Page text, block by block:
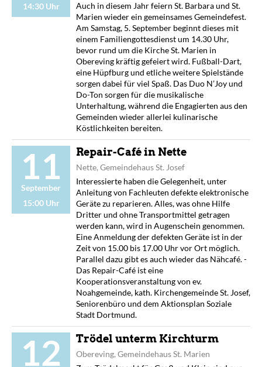
14:30 Uhr
Auch in diesem Jahr feiern St. Barbara und St.
Marien wieder ein gemeinsames Gemeindefest.
Am Samstag, 5. September beginnt dieses mit
einem Familiengottesdienst um 14.30 Uhr,
bevor rund um die Kirche St. Marien in
Obereving kräftig gefeiert wird. Fußball-Dart,
eine Hüpfburg und etliche weitere Spielstände
sorgen dabei für viel Spaß. Das Duo N’Joy und
Do-Ton sorgen für die musikalische
Unterhaltung, während die Engagierten aus den
Gemeinden wieder allerlei kulinarische
Köstlichkeiten bereiten.
11
September
15:00 Uhr
Repair-Café in Nette
Nette, Gemeindehaus St. Josef
Interessierte haben die Gelegenheit, unter
Anleitung von Fachleuten defekte elektronische
Geräte zu reparieren. Alles, was ohne Hilfe
Dritter und ohne Transportmittel getragen
werden kann, wird in Augenschein genommen.
Eine Anmeldung der defekten Geräte ist in der
Zeit von 15.00 bis 17.00 Uhr vor Ort möglich.
Parallel dazu gibt es auch wieder das Nähcafé. -
Das Repair-Café ist eine
Kooperationsveranstaltung von ev.
Noahgemeinde, kath. Kirchengemeinde St. Josef,
Seniorenbüro und dem Aktionsplan Soziale
Stadt Dortmund.
12 Trödel unterm Kirchturm
Obereving, Gemeindehaus St. Marien